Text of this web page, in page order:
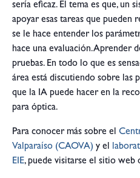
sería eficaz. El tema es que, un
apoyar esas tareas que pueden
se le hace entender los
hace una evaluación. Aprender
pruebas. En todo lo que es
área está discutiendo sobre las
que la IA puede hacer en la
para óptica.
Para conocer más sobre el
Valparaíso (CAOVA) y el
EIE, puede visitarse el sitio web